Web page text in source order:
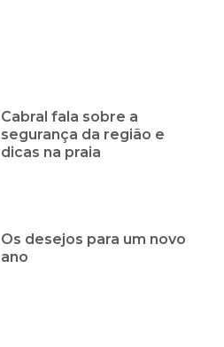
Cabral fala sobre a
segurança da região e
dicas na praia
Os desejos para um novo
ano